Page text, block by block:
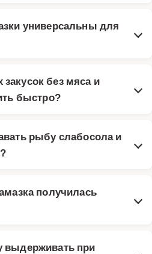
универсальны для
без мяса и
быстро?
рыбу слабосола и
получилась
выдерживать при